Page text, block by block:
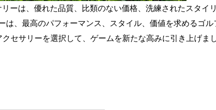
ーは、優れた品質、比類のない価格、洗練されたスタイ
は、最高のパフォーマンス、スタイル、価値を求めるゴ
セサリーを選択して、ゲームを新たな高みに引き上げま